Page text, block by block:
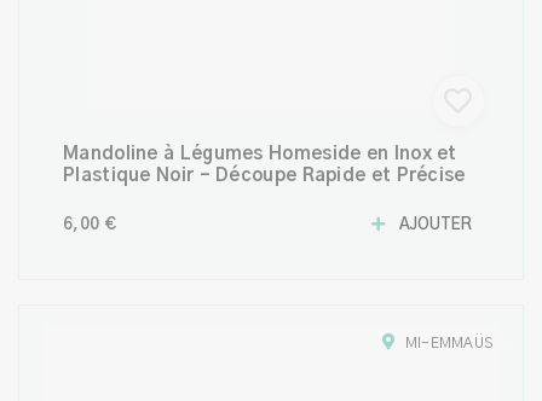
Mandoline à Légumes Homeside en Inox et
Plastique Noir – Découpe Rapide et Précise
6,00 € AJOUTER
MI-EMMAÜS